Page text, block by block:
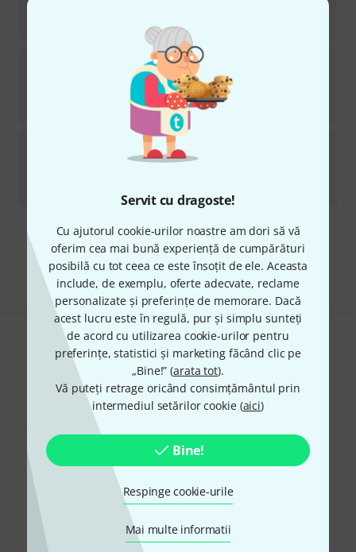
Servit cu dragoste!
Cu ajutorul cookie-urilor noastre am dori să vă
oferim cea mai bună experiență de cumpărături
posibilă cu tot ceea ce este însoțit de ele. Aceasta
include, de exemplu, oferte adecvate, reclame
personalizate și preferințe de memorare. Dacă
acest lucru este în regulă, pur și simplu sunteți
de acord cu utilizarea cookie-urilor pentru
preferințe, statistici și marketing făcând clic pe
„Bine!” (arata tot).
Vă puteți retrage oricând consimțământul prin
intermediul setărilor cookie (aici)
Bine!
Respinge cookie-urile
Mai multe informatii
Edition ChanterelleRamírez Alfonsina y el Mar
în stoc
lei
Edition Chanterelle
1
Transport gratuit de la 1.500 lei
Preturile includ TVA
Îți place ceea ce vezi?
Share Ajutor și feedback
Newsletter Thomann